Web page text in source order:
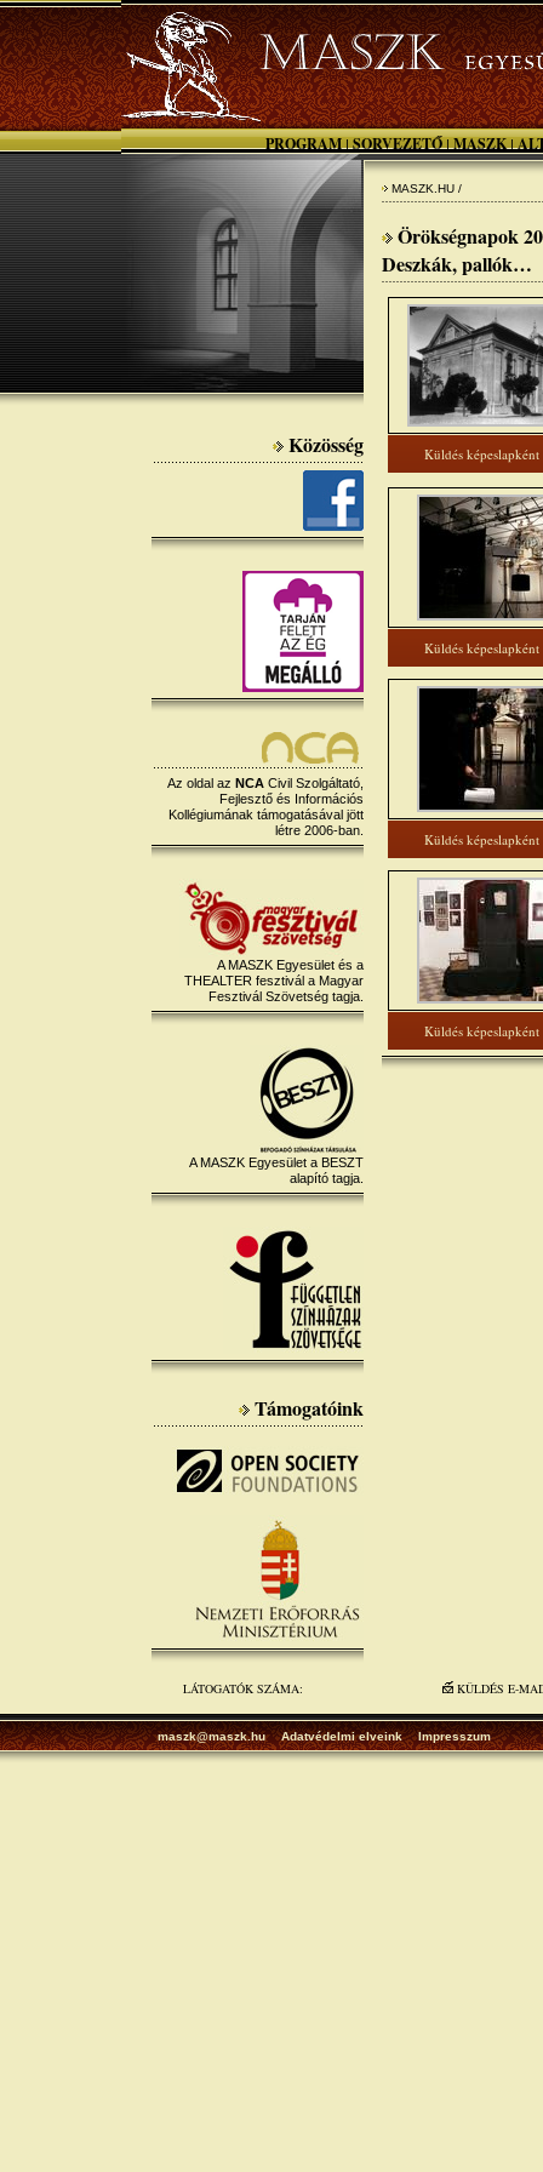
PROGRAM | SORVEZETŐ | MASZK |
Közösség
Az oldal az NCA Civil Szolgáltató,
Fejlesztő és Információs
Kollégiumának támogatásával jött
létre 2006-ban.
A MASZK Egyesület és a
THEALTER fesztivál a Magyar
Fesztivál Szövetség tagja.
A MASZK Egyesület a BESZT
alapító tagja.
Támogatóink
MASZK.HU /
Örökségnapok
Deszkák, pallók…
Küldés képeslapként
Küldés képeslapként
Küldés képeslapként
Küldés képeslapként
LÁTOGATÓK SZÁMA: KÜLDÉS E-
maszk@maszk.hu Adatvédelmi elveink Impresszum